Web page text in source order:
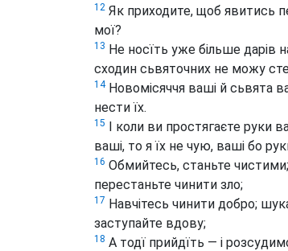
12 Як приходите, щоб явитись
мої?
13 Не носїть уже більше дарів
сходин сьвяточних не можу
14Новомісяччя ваші й сьвята
нести їх.
15 І коли ви простягаєте руки
ваші, то я їх не чую, ваші бо
16 Обмийтесь, станьте
перестаньте чинити зло;
17 Навчітесь чинити добро;
заступайте вдову;
18 А тодї прийдїть — і